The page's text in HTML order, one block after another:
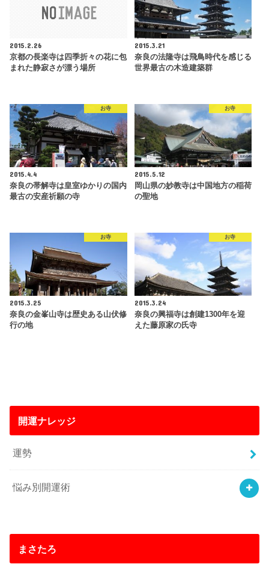
2015.2.26
京都の長楽寺は四季折々の花に包
まれた静寂さが漂う場所
2015.3.21
奈良の法隆寺は飛鳥時代を感じる
世界最古の木造建築群
お寺
2015.4.4
奈良の帯解寺は皇室ゆかりの国内
最古の安産祈願の寺
お寺
2015.5.12
岡山県の妙教寺は中国地方の稲荷
の聖地
お寺
2015.3.25
奈良の金峯山寺は歴史ある山伏修
行の地
お寺
2015.3.24
奈良の興福寺は創建1300年を迎
えた藤原家の氏寺
開運ナレッジ
運勢
悩み別開運術
まさたろ